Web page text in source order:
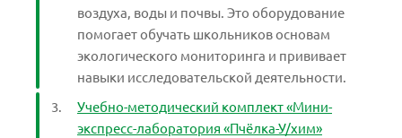
воздуха, воды и почвы. Это оборудование
помогает обучать школьников основам
экологического мониторинга и прививает
навыки исследовательской деятельности.
Учебно-методический комплект «Мини-
экспресс-лаборатория «Пчёлка-У/хим»